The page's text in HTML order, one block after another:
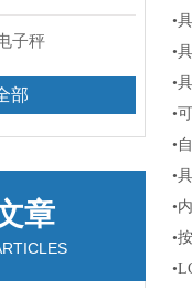
子秤
部
章
•
•
•
•
•
•
•
•
•